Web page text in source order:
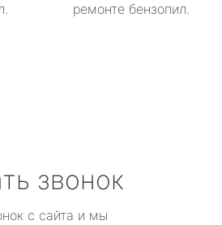
ремонте бензопил.
звонок
с сайта и мы